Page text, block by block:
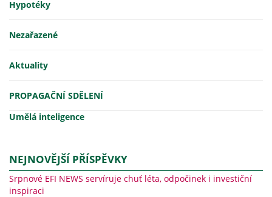
Hypotéky
Nezařazené
Aktuality
PROPAGAČNÍ SDĚLENÍ
Umělá inteligence
NEJNOVĚJŠÍ PŘÍSPĚVKY
Srpnové EFI NEWS servíruje chuť léta, odpočinek i investiční
inspiraci